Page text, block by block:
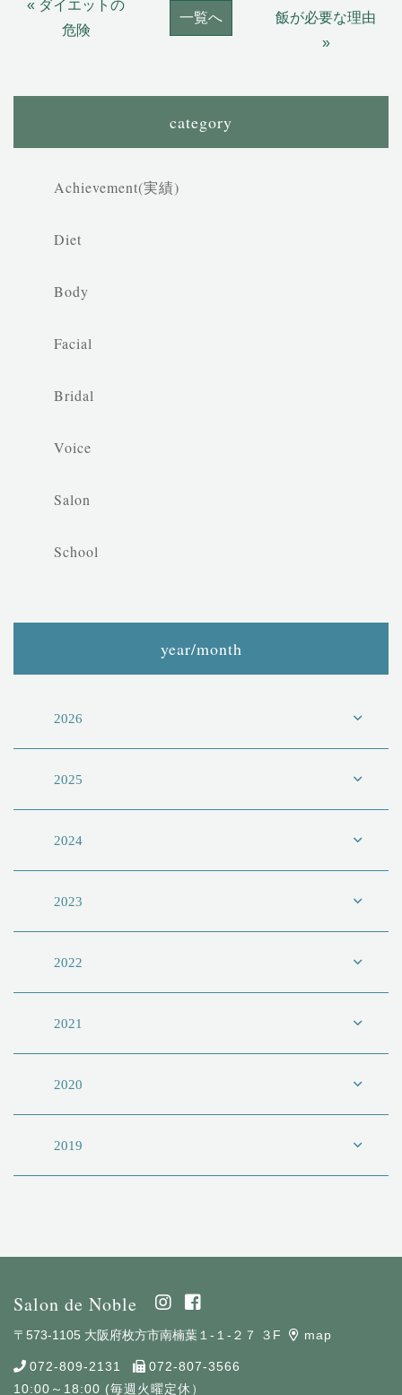
« ダイエットの
危険
一覧へ
飯が必要な理由
»
category
Achievement(実績)
Diet
Body
Facial
Bridal
Voice
Salon
School
year/month
2026
2025
2024
2023
2022
2021
2020
2019
Salon de Noble
〒573-1105 大阪府枚方市南楠葉１-１-２７ ３F map
072-809-2131
072-807-3566
10:00～18:00 (毎週火曜定休）